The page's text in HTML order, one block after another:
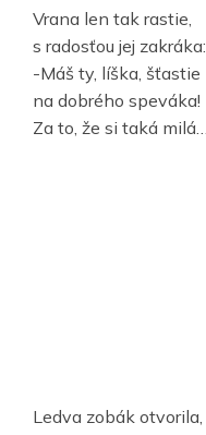
Vrana len tak rastie,
s radosťou jej zakráka:
-Máš ty, líška, šťastie
na dobrého speváka!
Za to, že si taká milá…
Ledva zobák otvorila,